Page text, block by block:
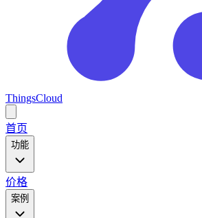
ThingsCloud
main
menu
首页
功能
价格
案例